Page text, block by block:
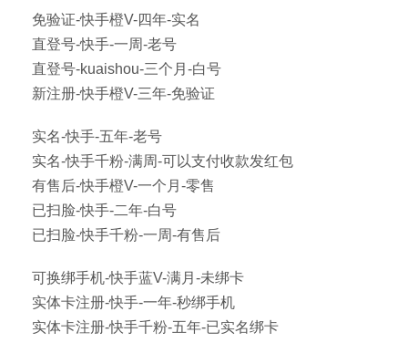
免验证-快手橙V-四年-实名
直登号-快手-一周-老号
直登号-kuaishou-三个月-白号
新注册-快手橙V-三年-免验证
实名-快手-五年-老号
实名-快手千粉-满周-可以支付收款发红包
有售后-快手橙V-一个月-零售
已扫脸-快手-二年-白号
已扫脸-快手千粉-一周-有售后
可换绑手机-快手蓝V-满月-未绑卡
实体卡注册-快手-一年-秒绑手机
实体卡注册-快手千粉-五年-已实名绑卡